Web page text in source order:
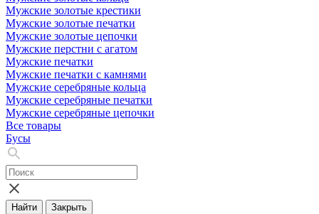
Мужские золотые крестики
Мужские золотые печатки
Мужские золотые цепочки
Мужские перстни с агатом
Мужские печатки
Мужские печатки с камнями
Мужские серебряные кольца
Мужские серебряные печатки
Мужские серебряные цепочки
Все товары
Бусы
Найти Закрыть